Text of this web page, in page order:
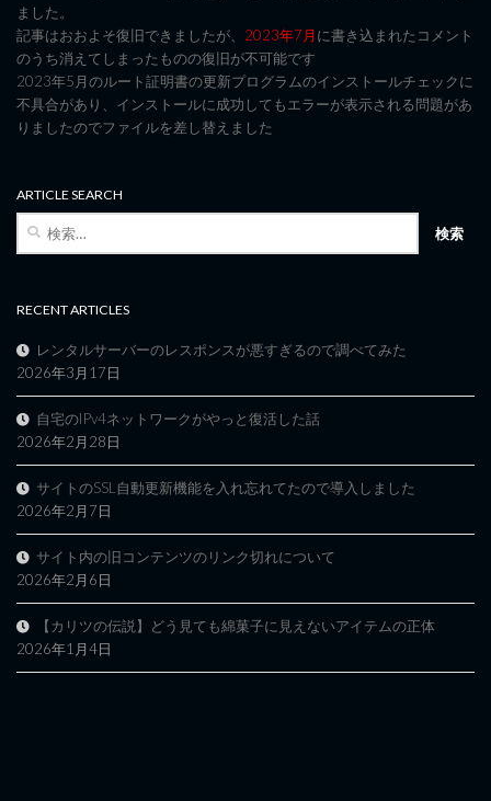
ました。
記事はおおよそ復旧できましたが、 2023年7月に書き込まれたコメント
のうち消えてしまったものの復旧が不可能です
2023年5月のルート証明書の更新プログラムのインストールチェックに
不具合があり、インストールに成功してもエラーが表示される問題があ
りましたのでファイルを差し替えました
ARTICLE SEARCH
検
RECENT ARTICLES
レンタルサーバーのレスポンスが悪すぎるので調べてみた
2026年3月17日
自宅のIPv4ネットワークがやっと復活した話
2026年2月28日
サイトのSSL自動更新機能を入れ忘れてたので導入しました
2026年2月7日
サイト内の旧コンテンツのリンク切れについて
2026年2月6日
【カリツの伝説】どう見ても綿菓子に見えないアイテムの正体
2026年1月4日